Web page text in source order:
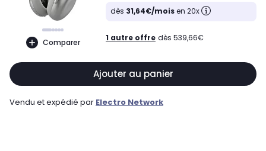
Comparer
dès 31,64€/moisen 20x
1 autre offre dès 539,66€
Ajouter au panier
Vendu et expédié par Electro Network